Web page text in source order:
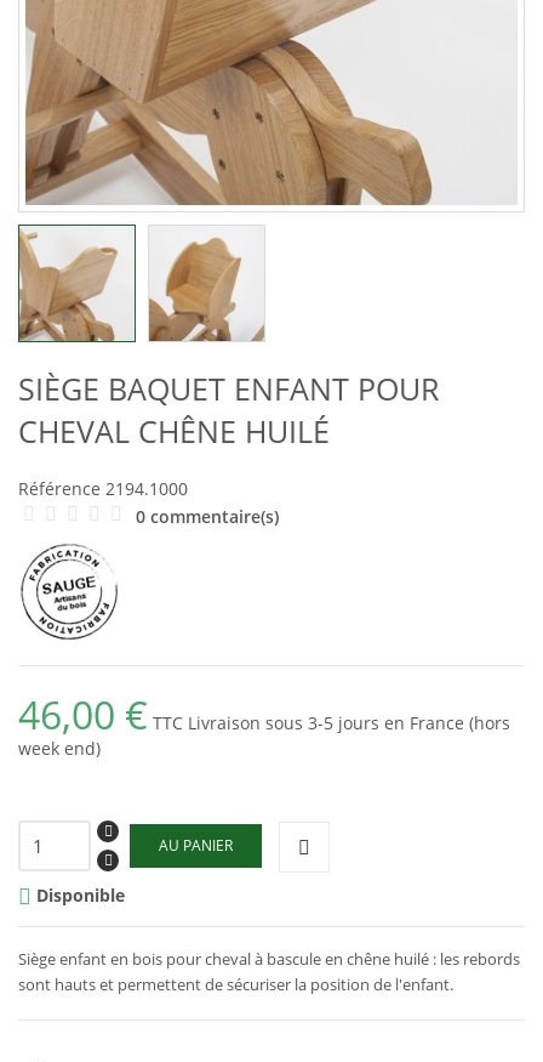
SIÈGE BAQUET ENFANT POUR
CHEVAL CHÊNE HUILÉ
Référence 2194.1000
0 commentaire(s)
46,00 € TTC Livraison sous 3-5 jours en France (hors
week end)
AU PANIER
 Disponible
Siège enfant en bois pourcheval à bascule en chêne huilé : les rebords
sont hauts et permettent de sécuriser la position de l'enfant.